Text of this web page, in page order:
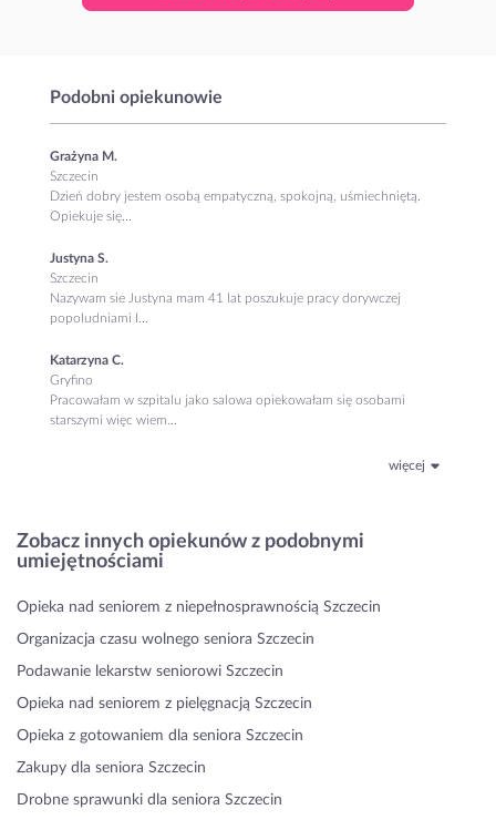
Podobni opiekunowie
Grażyna M.
Szczecin
Dzień dobry jestem osobą empatyczną, spokojną, uśmiechniętą.
Opiekuje się...
Justyna S.
Szczecin
Nazywam sie Justyna mam 41 lat poszukuje pracy dorywczej
popoludniami I...
Katarzyna C.
Gryfino
Pracowałam w szpitalu jako salowa opiekowałam się osobami
starszymi więc wiem...
więcej
Zobacz innych opiekunów z podobnymi
umiejętnościami
Opieka nad seniorem z niepełnosprawnością Szczecin
Organizacja czasu wolnego seniora Szczecin
Podawanie lekarstw seniorowi Szczecin
Opieka nad seniorem z pielęgnacją Szczecin
Opieka z gotowaniem dla seniora Szczecin
Zakupy dla seniora Szczecin
Drobne sprawunki dla seniora Szczecin